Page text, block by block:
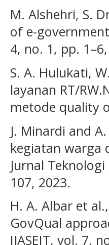
M. Alshehri, S.
of e-
4, no. 1, pp.
S. A. Hulukati,
layanan RT/
metode quality
J. Minardi and
kegiatan warga
Jurnal
107, 2023.
H. A. Albar et
GovQual
IJASEIT, vol. 7,